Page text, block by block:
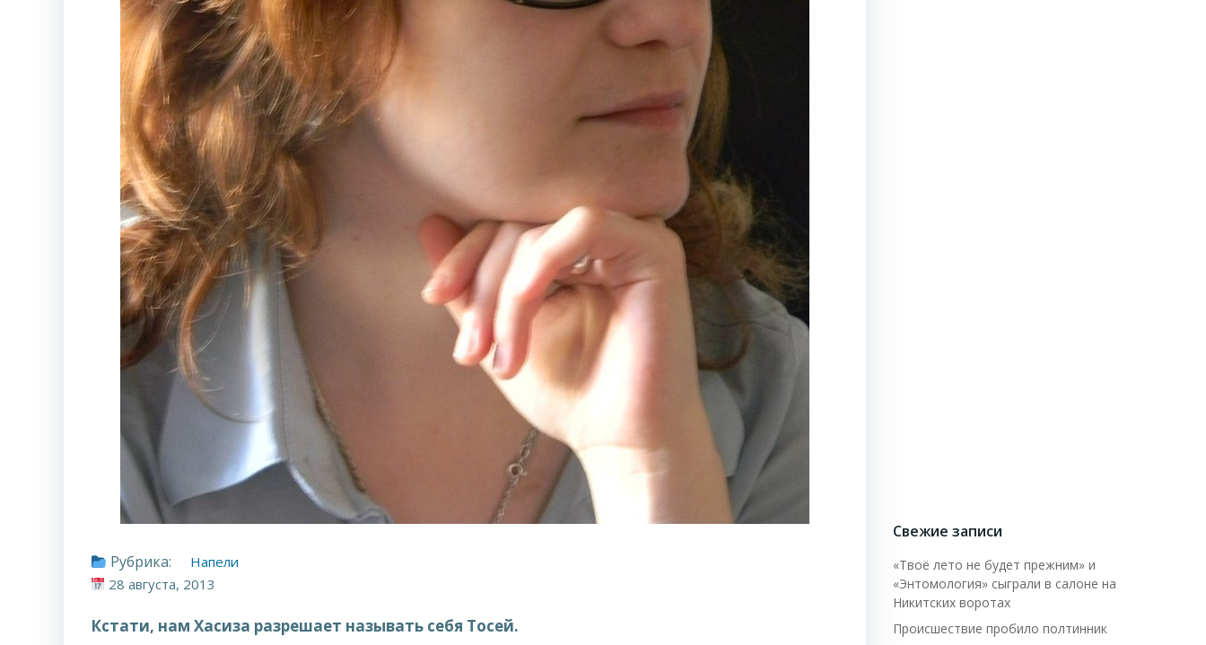
Рубрика:
Напели
28 августа, 2013
Кстати, нам Хасиза разрешает называть себя Тосей.
Свежие записи
«Твоё лето не будет прежним» и
«Энтомология» сыграли в салоне на
Никитских воротах
Происшествие пробило полтинник